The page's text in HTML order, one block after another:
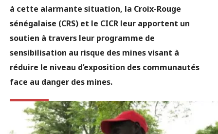
à cette alarmante situation, la Croix-Rouge
sénégalaise (CRS) et le CICR leur apportent un
soutien à travers leur programme de
sensibilisation au risque des mines visant à
réduire le niveau d’exposition des communautés
face au danger des mines.